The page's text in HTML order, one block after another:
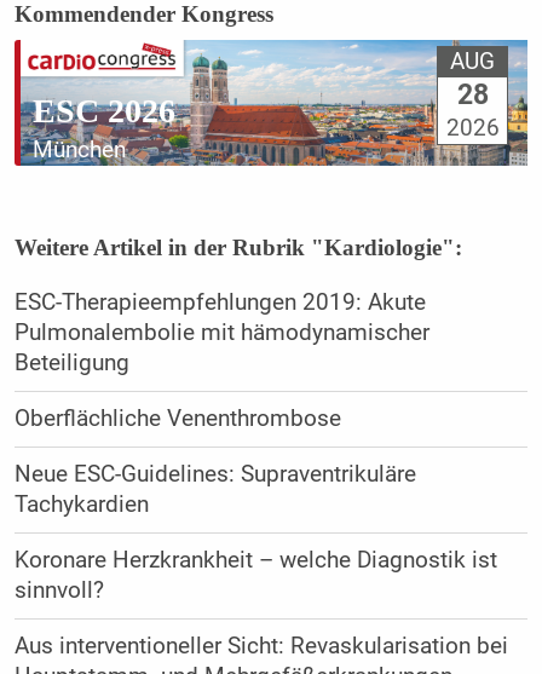
Kommendender Kongress
ESC 2026
München
AUG
28
2026
Weitere Artikel in der Rubrik "Kardiologie":
ESC-Therapieempfehlungen 2019: Akute
Pulmonalembolie mit hämodynamischer
Beteiligung
Oberflächliche Venenthrombose
Neue ESC-Guidelines: Supraventrikuläre
Tachykardien
Koronare Herzkrankheit – welche Diagnostik ist
sinnvoll?
Aus interventioneller Sicht: Revaskularisation bei